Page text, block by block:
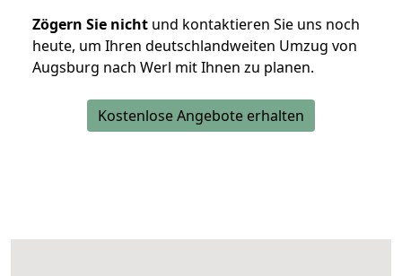
Zögern Sie nicht und kontaktieren Sie uns noch
heute, um Ihren deutschlandweiten Umzug von
Augsburg nach Werl mit Ihnen zu planen.
Kostenlose Angebote erhalten